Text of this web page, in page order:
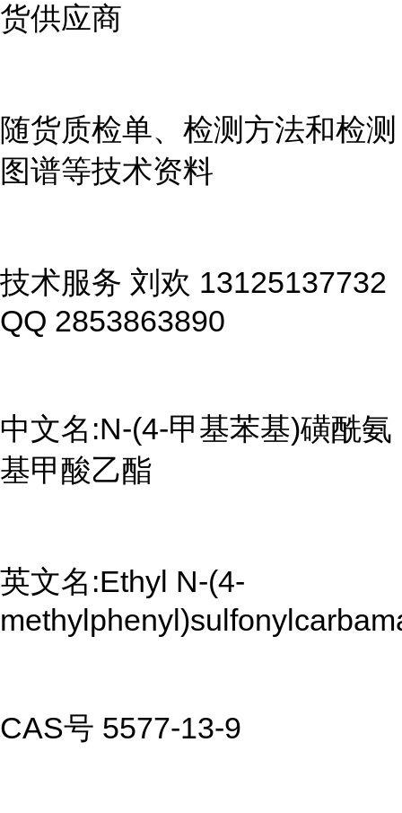
货供应商
随货质检单、检测方法和检测
图谱等技术资料
技术服务 刘欢 13125137732
QQ 2853863890
中文名:N-(4-甲基苯基)磺酰氨
基甲酸乙酯
英文名:Ethyl N-(4-
CAS号 5577-13-9